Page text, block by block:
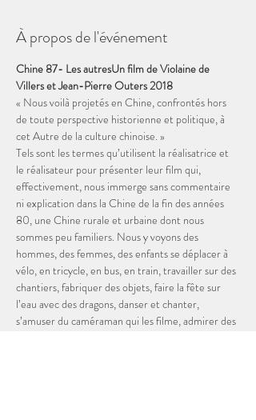
À propos de l'événement
Chine 87- Les autresUn film de Violaine de
Villers et Jean-Pierre Outers 2018
« Nous voilà projetés en Chine, confrontés hors
de toute perspective historienne et politique, à
cet Autre de la culture chinoise. »
Tels sont les termes qu’utilisent la réalisatrice et
le réalisateur pour présenter leur film qui,
effectivement, nous immerge sans commentaire
ni explication dans la Chine de la fin des années
80, une Chine rurale et urbaine dont nous
sommes peu familiers. Nous y voyons des
hommes, des femmes, des enfants se déplacer à
vélo, en tricycle, en bus, en train, travailler sur des
chantiers, fabriquer des objets, faire la fête sur
l’eau avec des dragons, danser et chanter,
s’amuser du caméraman qui les filme, admirer des